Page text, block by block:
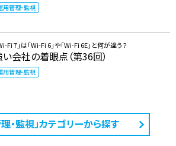
用管理・監視
Fi 7」は「Wi-Fi 6」や「Wi-Fi 6E」と何が違う？
会社の着眼点（第36回）
用管理・監視
・監視」カテゴリーから探す